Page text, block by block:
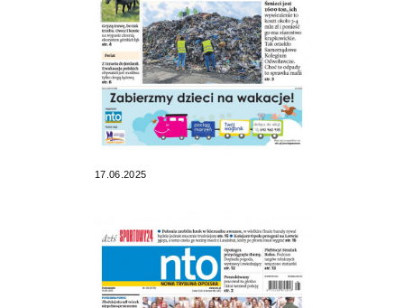
17.06.2025